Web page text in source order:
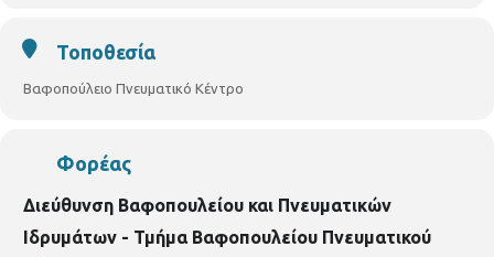
Τοποθεσία
Βαφοπούλειο Πνευματικό Κέντρο
Φορέας
Διεύθυνση Βαφοπουλείου και Πνευματικών
Ιδρυμάτων - Τμήμα Βαφοπουλείου Πνευματικού